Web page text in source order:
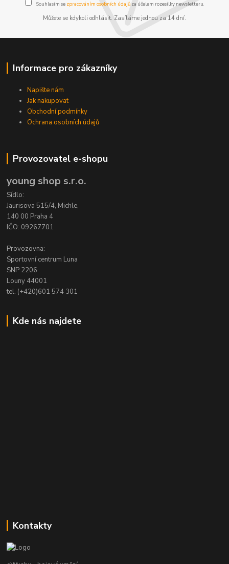
Souhlasím se zpracováním osobních údajůza účelem rozesílky newsletteru.
Můžete se kdykoli odhlásit. Zasíláme jednou za 14 dní.
Informace pro zákazníky
Napište nám
Jak nakupovat
Obchodní podmínky
Ochrana osobních údajů
Provozovatel e-shopu
young shop s.r.o.
Sídlo:
Jaurisova 515/4, Michle,
140 00 Praha 4
IČO: 09267701
Provozovna:
Sportovní centrum Luna
SNP 2206
Louny 44001
tel. (+420)601 574 301
Kde nás najdete
Kontakty